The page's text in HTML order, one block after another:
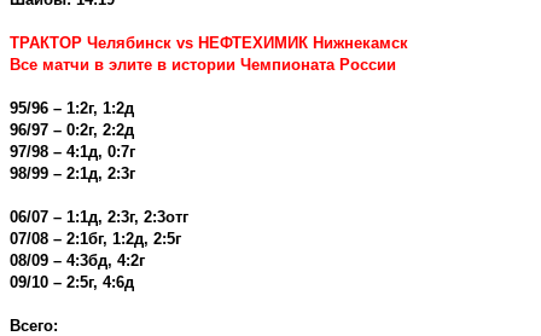
ТРАКТОР Челябинск vs НЕФТЕХИМИК Нижнекамск
Все матчи в элите в истории Чемпионата России
95/96 – 1:2г, 1:2д
96/97 – 0:2г, 2:2д
97/98 – 4:1д, 0:7г
98/99 – 2:1д, 2:3г
06/07 – 1:1д, 2:3г, 2:3отг
07/08 – 2:1бг, 1:2д, 2:5г
08/09 – 4:3бд, 4:2г
09/10 – 2:5г, 4:6д
Всего: